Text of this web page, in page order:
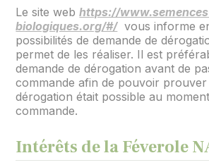
Le site webhttps://
biologiques.org/#/vous informe
possibilités de demande de
permet de les réaliser. Il est
demande de dérogation avant de
commande afin de pouvoir prouver
dérogation était possible au
commande.
Intérêts de la Féverole